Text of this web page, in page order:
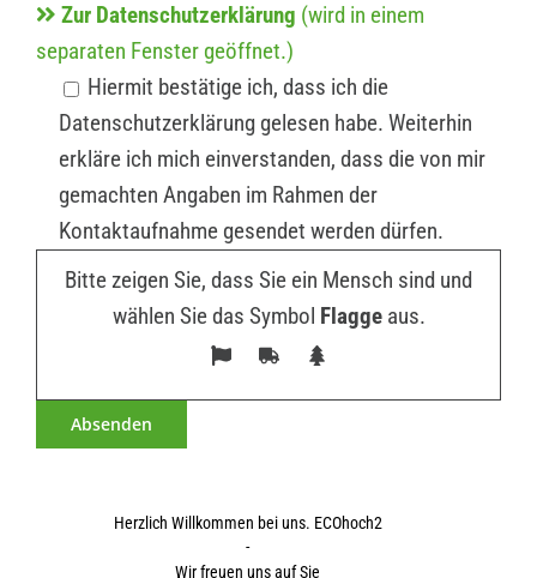
Zur Datenschutzerklärung (wird in einem
separaten Fenster geöffnet.)
Hiermit bestätige ich, dass ich die
Datenschutzerklärung gelesen habe. Weiterhin
erkläre ich mich einverstanden, dass die von mir
gemachten Angaben im Rahmen der
Kontaktaufnahme gesendet werden dürfen.
Bitte zeigen Sie, dass Sie ein Mensch sind und
wählen Sie das Symbol Flaggeaus.
Herzlich Willkommen bei uns. ECOhoch2
-
Wir freuen uns auf Sie